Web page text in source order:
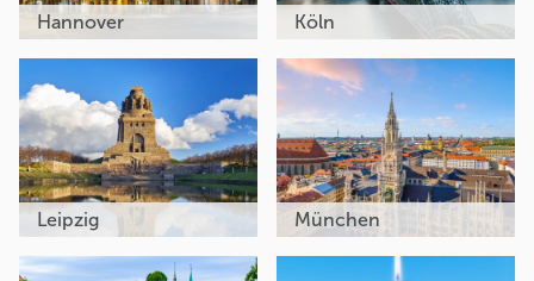
Hannover Köln
Leipzig München